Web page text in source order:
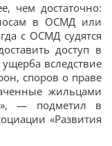
чем достаточно:
в ОСМД или
с ОСМД судятся
доступ в
вследствие
споров о праве
жильцами
— подметил в
«Развития